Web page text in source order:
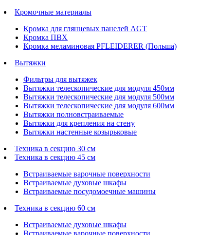
Кромочные материалы
Кромка для глянцевых панелей AGT
Кромка ПВХ
Кромка меламиновая PFLEIDERER (Польша)
Вытяжки
Фильтры для вытяжек
Вытяжки телескопические для модуля 450мм
Вытяжки телескопические для модуля 500мм
Вытяжки телескопические для модуля 600мм
Вытяжки полновстраиваемые
Вытяжки для крепления на стену
Вытяжки настенные козырьковые
Техника в секцию 30 см
Техника в секцию 45 см
Встраиваемые варочные поверхности
Встраиваемые духовые шкафы
Встраиваемые посудомоечные машины
Техника в секцию 60 см
Встраиваемые духовые шкафы
Встраиваемые варочные поверхности